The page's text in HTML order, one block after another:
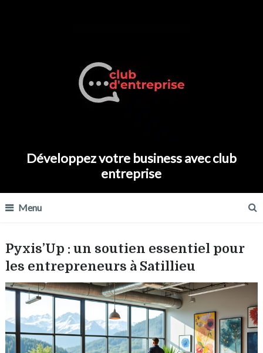
Développez votre business avec club
entreprise
Menu
Pyxis’Up : un soutien essentiel pour
les entrepreneurs à Satillieu